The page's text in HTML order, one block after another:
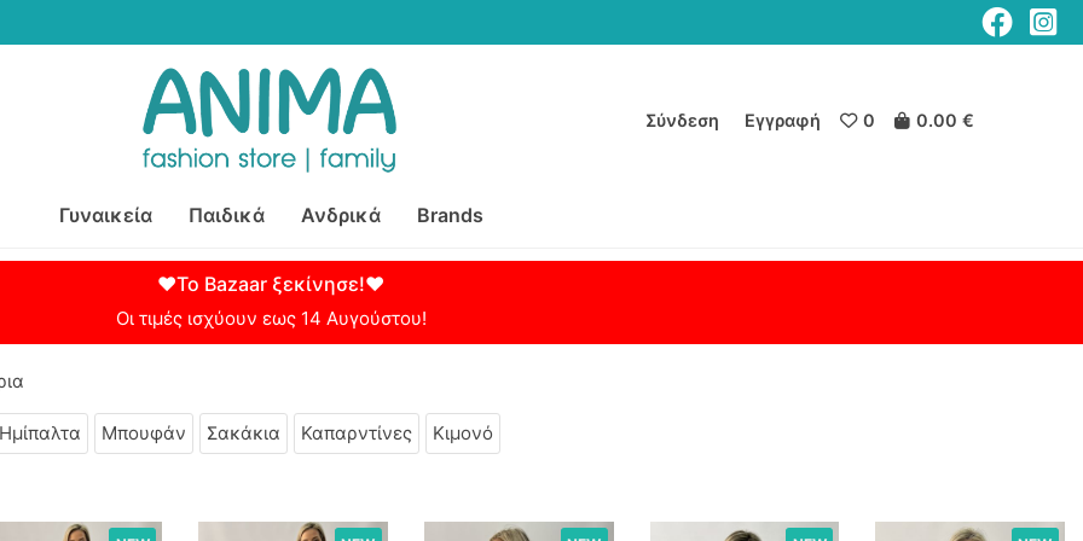
Σύνδεση Εγγραφή 0 0.00 €
Γυναικεία Παιδικά Ανδρικά Brands
♥Το Bazaar ξεκίνησε!♥
Οι τιμές ισχύουν εως 14 Αυγούστου!
Ημίπαλτα Μπουφάν Σακάκια Καπαρντίνες Κιμονό